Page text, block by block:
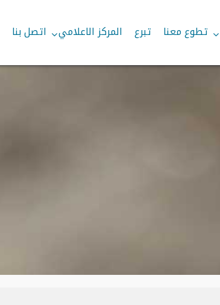
تطوع معنا تبرع المركز الاعلامي اتصل بنا